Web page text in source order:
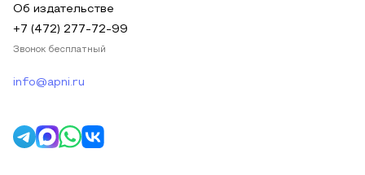
Об издательстве
+7 (472) 277-72-99
Звонок бесплатный
info@apni.ru